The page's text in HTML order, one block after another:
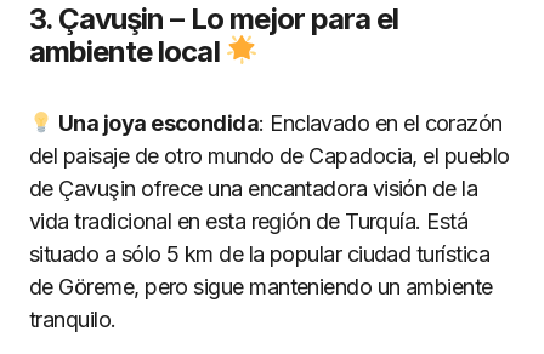
3. Çavuşin – Lo mejor para el
ambiente local
Una joya escondida: Enclavado en el corazón
del paisaje de otro mundo de Capadocia, el pueblo
de Çavuşin ofrece una encantadora visión de la
vida tradicional en esta región de Turquía. Está
situado a sólo 5 km de la popular ciudad turística
de Göreme, pero sigue manteniendo un ambiente
tranquilo.